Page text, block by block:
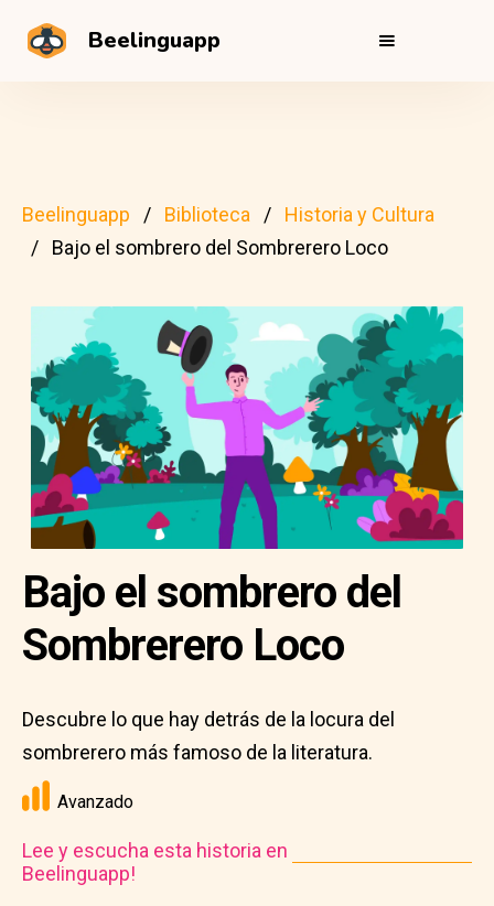
Beelinguapp
Beelinguapp Biblioteca
Historia y Cultura
Bajo el sombrero del Sombrerero Loco
Bajo el sombrero del
Sombrerero Loco
Descubre lo que hay detrás de la locura del
sombrerero más famoso de la literatura.
Avanzado
Lee y escucha esta historia en
Beelinguapp!